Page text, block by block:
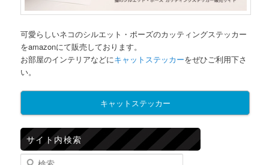
可愛らしいネコのシルエット・ポーズのカッティングステッカー
をamazonにて販売しております。
お部屋のインテリアなどにキャットステッカーをぜひご利用下さ
い。
キャットステッカー
サイト内検索
検索